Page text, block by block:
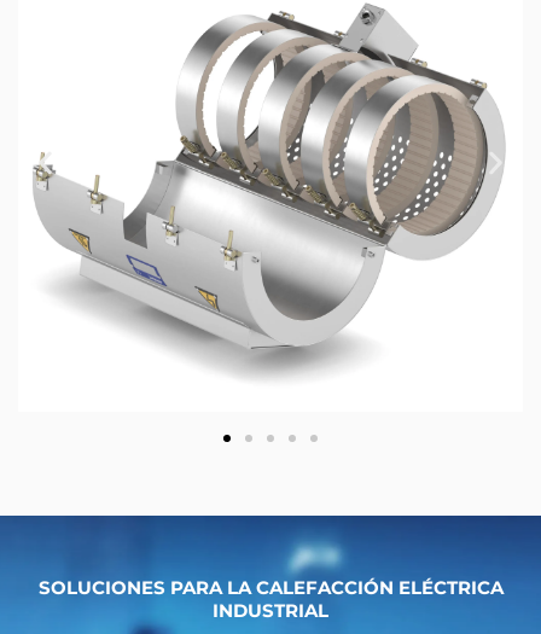
SOLUCIONES PARA LA CALEFACCIÓN ELÉCTRICA
INDUSTRIAL